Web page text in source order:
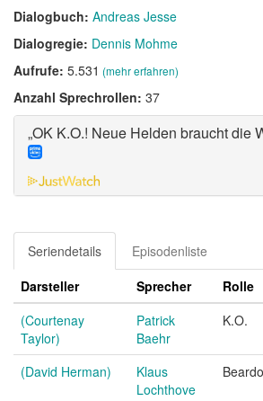
Dialogbuch: Andreas Jesse
Dialogregie: Dennis Mohme
Aufrufe: 5.531 (mehr erfahren)
Anzahl Sprechrollen: 37
„OK K.O.! Neue Helden braucht die
Seriendetails
Episodenliste
Darsteller
Sprecher Rolle
(Courtenay
Taylor)
Patrick
Baehr
K.O.
(David Herman)
Klaus
Lochthove
Beardo